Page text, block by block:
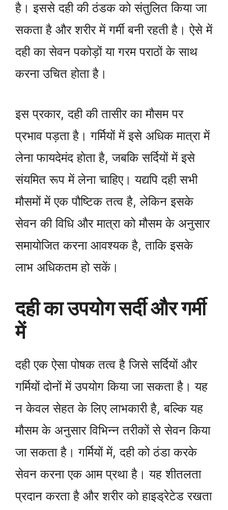
है। इससे दही की ठंडक को संतुलित किया जा
सकता है और शरीर में गर्मी बनी रहती है। ऐसे में
दही का सेवन पकोड़ों या गरम पराठों के साथ
करना उचित होता है।
इस प्रकार, दही की तासीर का मौसम पर
प्रभाव पड़ता है। गर्मियों में इसे अधिक मात्रा में
लेना फायदेमंद होता है, जबकि सर्दियों में इसे
संयमित रूप में लेना चाहिए। यद्यपि दही सभी
मौसमों में एक पौष्टिक तत्व है, लेकिन इसके
सेवन की विधि और मात्रा को मौसम के अनुसार
समायोजित करना आवश्यक है, ताकि इसके
लाभ अधिकतम हो सकें।
दही का उपयोग सर्दी और गर्मी
में
दही एक ऐसा पोषक तत्व है जिसे सर्दियों और
गर्मियों दोनों में उपयोग किया जा सकता है। यह
न केवल सेहत के लिए लाभकारी है, बल्कि यह
मौसम के अनुसार विभिन्न तरीकों से सेवन किया
जा सकता है। गर्मियों में, दही को ठंडा करके
सेवन करना एक आम प्रथा है। यह शीतलता
प्रदान करता है और शरीर को हाइड्रेटेड रखता